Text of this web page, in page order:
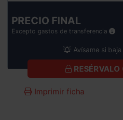
PRECIO FINAL
Excepto gastos de transferencia
Avísame si
RESÉRVALO
Imprimir ficha